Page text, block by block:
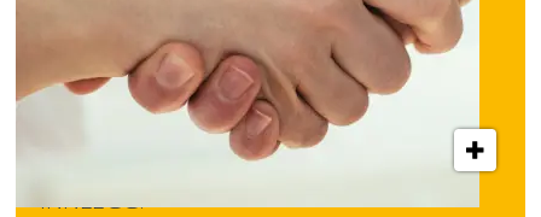
INNLEGG: